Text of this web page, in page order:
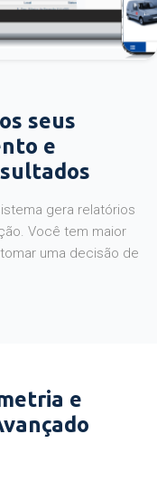
seus
e
gera relatórios
Você tem maior
uma decisão de
e